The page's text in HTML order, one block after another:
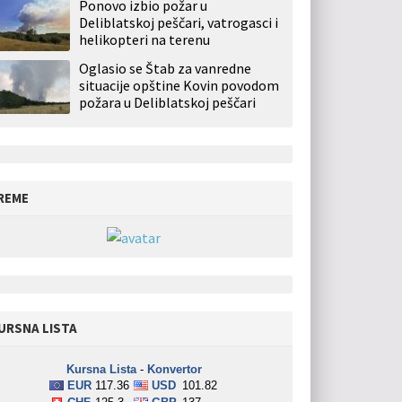
Ponovo izbio požar u
Deliblatskoj peščari, vatrogasci i
helikopteri na terenu
Oglasio se Štab za vanredne
situacije opštine Kovin povodom
požara u Deliblatskoj peščari
LISTA